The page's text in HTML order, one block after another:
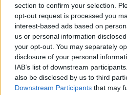
section to confirm your selection.
opt-out request is processed you
interest-based ads based on
us or personal information
your opt-out. You may separately
disclosure of your personal
IAB’s list of downstream
also be disclosed by us to third
Downstream Participants that may
Σημειώνεται, εξάλλου, πως
συλλαλητήριο στη
χρήσης του όρου
οι διοργανωτές